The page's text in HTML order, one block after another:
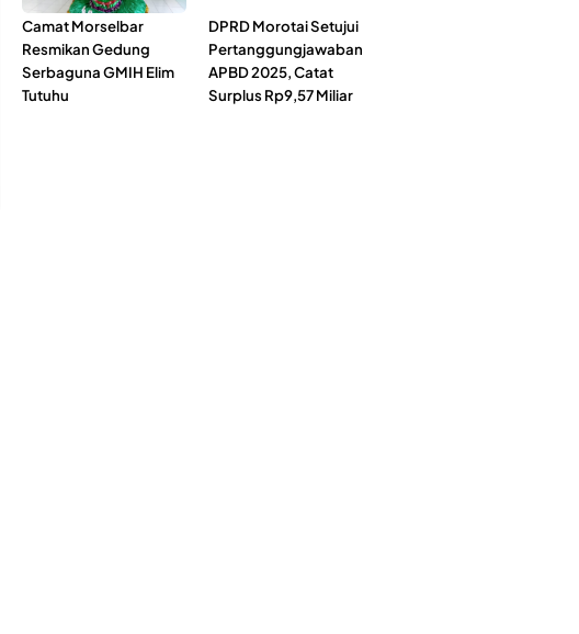
Camat Morselbar
Resmikan Gedung
Serbaguna GMIH Elim
Tutuhu
DPRD Morotai Setujui
Pertanggungjawaban
APBD 2025, Catat
Surplus Rp9,57 Miliar